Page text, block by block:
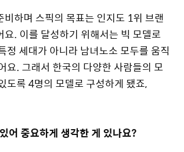
비하며 스픽의 목표는 인지도 1위 브랜
요. 이를 달성하기 위해서는 빅 모델로
정 세대가 아니라 남녀노소 모두를 움직
요. 그래서 한국의 다양한 사람들의 모
도록 4명의 모델로 구성하게 됐죠,
어 중요하게 생각한 게 있나요?